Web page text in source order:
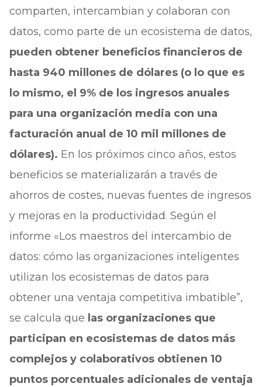
comparten, intercambian y colaboran con
datos, como parte de un ecosistema de datos,
pueden obtener beneficios financieros de
hasta 940 millones de dólares (o lo que es
lo mismo, el 9% de los ingresos anuales
para una organización media con una
facturación anual de 10 mil millones de
dólares). En los próximos cinco años, estos
beneficios se materializarán a través de
ahorros de costes, nuevas fuentes de ingresos
y mejoras en la productividad. Según el
informe «Los maestros del intercambio de
datos: cómo las organizaciones inteligentes
utilizan los ecosistemas de datos para
obtener una ventaja competitiva imbatible”,
se calcula que las organizaciones que
participan en ecosistemas de datos más
complejos y colaborativos obtienen 10
puntos porcentuales adicionales de ventaja